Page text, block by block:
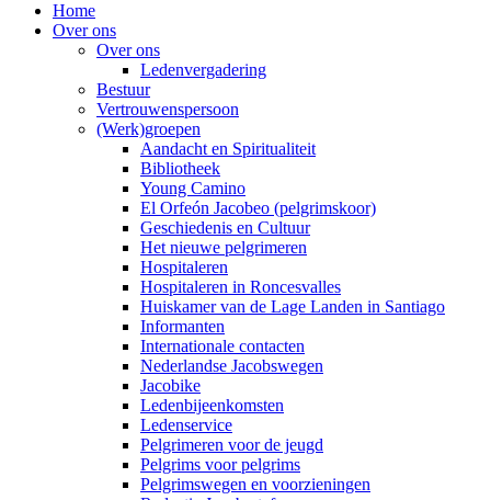
Home
Over ons
Over ons
Ledenvergadering
Bestuur
Vertrouwenspersoon
(Werk)groepen
Aandacht en Spiritualiteit
Bibliotheek
Young Camino
El Orfeón Jacobeo (pelgrimskoor)
Geschiedenis en Cultuur
Het nieuwe pelgrimeren
Hospitaleren
Hospitaleren in Roncesvalles
Huiskamer van de Lage Landen in Santiago
Informanten
Internationale contacten
Nederlandse Jacobswegen
Jacobike
Ledenbijeenkomsten
Ledenservice
Pelgrimeren voor de jeugd
Pelgrims voor pelgrims
Pelgrimswegen en voorzieningen